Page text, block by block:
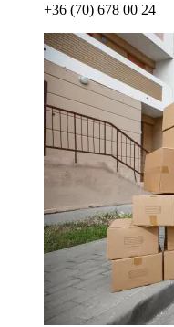
+36 (70) 678 00 24